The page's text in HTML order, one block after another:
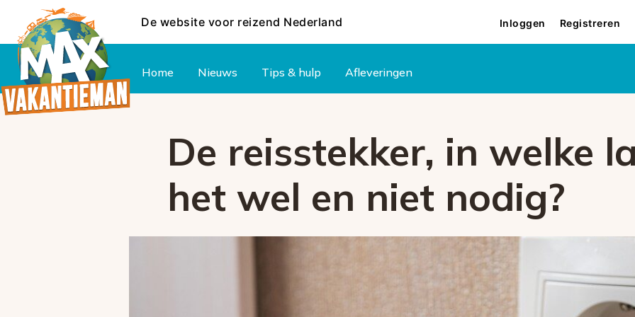
De website voor reizend Nederland Inloggen Registreren
Home Nieuws Tips & hulp Afleveringen
De reisstekker, in welke
het wel en niet nodig?